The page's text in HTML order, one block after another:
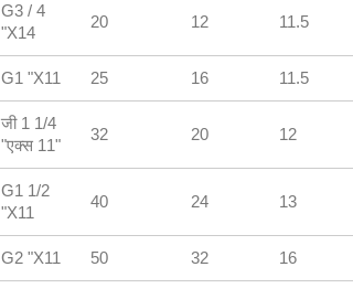
G3 / 4
"X14
20 12 11.5
G1 "X11 25 16 11.5
जी 1 1/4
"एक्स 11"
32 20 12
G1 1/2
"X11
40 24 13
G2 "X11 50 32 16